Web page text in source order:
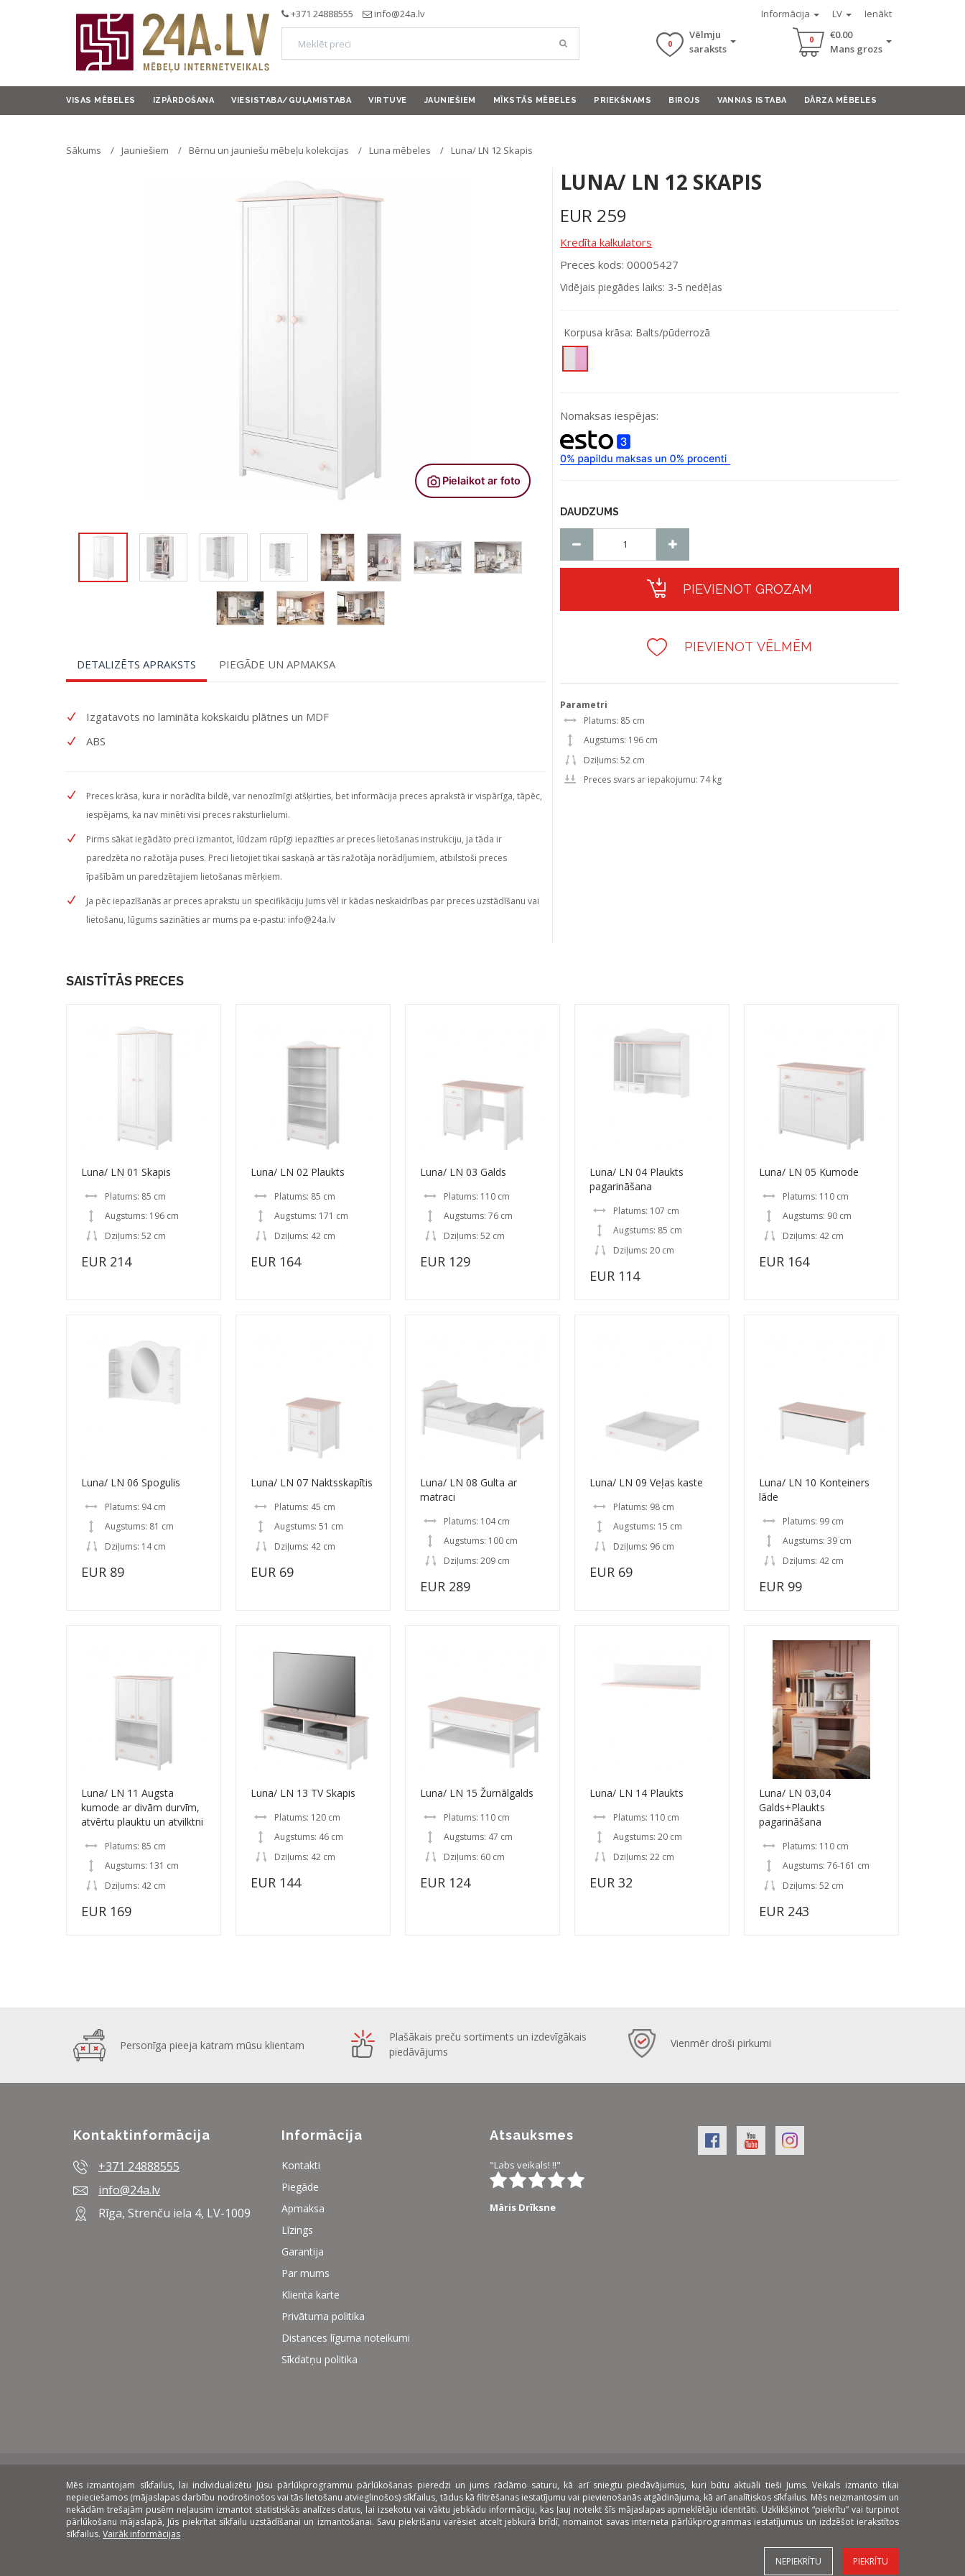
Informācija LV Ienākt
+371 24888555 info@24a.lv
0
Vēlmju
saraksts
0
€0.00
Mans grozs
VISAS MĒBELES IZPĀRDOŠANA VIESISTABA/GUĻAMISTABA VIRTUVE JAUNIEŠIEM MĪKSTĀS MĒBELES PRIEKŠNAMS BIROJS VANNAS ISTABA DĀRZA MĒBELES
Sākums Jauniešiem Bērnu un jauniešu mēbeļu kolekcijas Luna mēbeles Luna/ LN 12 Skapis
DETALIZĒTS APRAKSTS PIEGĀDE UN APMAKSA
Izgatavots no lamināta kokskaidu plātnes un MDF
ABS
Preces krāsa, kura ir norādīta bildē, var nenozīmīgi atšķirties, bet informācija preces aprakstā ir vispārīga, tāpēc,
iespējams, ka nav minēti visi preces raksturlielumi.
Pirms sākat iegādāto preci izmantot, lūdzam rūpīgi iepazīties ar preces lietošanas instrukciju, ja tāda ir
paredzēta no ražotāja puses. Preci lietojiet tikai saskaņā ar tās ražotāja norādījumiem, atbilstoši preces
īpašībām un paredzētajiem lietošanas mērķiem.
Ja pēc iepazīšanās ar preces aprakstu un specifikāciju Jums vēl ir kādas neskaidrības par preces uzstādīšanu vai
lietošanu, lūgums sazināties ar mums pa e-pastu: info@24a.lv
LUNA/ LN 12 SKAPIS
EUR 259
Kredīta kalkulators
Preces kods: 00005427
Vidējais piegādes laiks: 3-5 nedēļas
Korpusa krāsa: Balts/pūderrozā
Nomaksas iespējas:
DAUDZUMS
PIEVIENOT GROZAM
PIEVIENOT VĒLMĒM
Parametri
Platums: 85 cm
Augstums: 196 cm
Dziļums: 52 cm
Preces svars ar iepakojumu: 74 kg
SAISTĪTĀS PRECES
Luna/ LN 01 Skapis
Platums: 85 cm
Augstums: 196 cm
Dziļums: 52 cm
EUR 214
Luna/ LN 02 Plaukts
Platums: 85 cm
Augstums: 171 cm
Dziļums: 42 cm
EUR 164
Luna/ LN 03 Galds
Platums: 110 cm
Augstums: 76 cm
Dziļums: 52 cm
EUR 129
Luna/ LN 04 Plaukts
pagarināšana
Platums: 107 cm
Augstums: 85 cm
Dziļums: 20 cm
EUR 114
Luna/ LN 05 Kumode
Platums: 110 cm
Augstums: 90 cm
Dziļums: 42 cm
EUR 164
Luna/ LN 06 Spogulis
Platums: 94 cm
Augstums: 81 cm
Dziļums: 14 cm
EUR 89
Luna/ LN 07 Naktsskapītis
Platums: 45 cm
Augstums: 51 cm
Dziļums: 42 cm
EUR 69
Luna/ LN 08 Gulta ar
matraci
Platums: 104 cm
Augstums: 100 cm
Dziļums: 209 cm
EUR 289
Luna/ LN 09 Veļas kaste
Platums: 98 cm
Augstums: 15 cm
Dziļums: 96 cm
EUR 69
Luna/ LN 10 Konteiners
lāde
Platums: 99 cm
Augstums: 39 cm
Dziļums: 42 cm
EUR 99
Luna/ LN 11 Augsta
kumode ar divām durvīm,
atvērtu plauktu un atvilktni
Platums: 85 cm
Augstums: 131 cm
Dziļums: 42 cm
EUR 169
Luna/ LN 13 TV Skapis
Platums: 120 cm
Augstums: 46 cm
Dziļums: 42 cm
EUR 144
Luna/ LN 15 Žurnālgalds
Platums: 110 cm
Augstums: 47 cm
Dziļums: 60 cm
EUR 124
Luna/ LN 14 Plaukts
Platums: 110 cm
Augstums: 20 cm
Dziļums: 22 cm
EUR 32
Luna/ LN 03,04
Galds+Plaukts
pagarināšana
Platums: 110 cm
Augstums: 76-161 cm
Dziļums: 52 cm
EUR 243
Mēs izmantojam sīkfailus, lai individualizētu Jūsu pārlūkprogrammu pārlūkošanas pieredzi un jums rādāmo saturu, kā arī sniegtu piedāvājumus, kuri būtu aktuāli tieši Jums. Veikals izmanto tikai
nepieciešamos (mājaslapas darbību nodrošinošos vai tās lietošanu atvieglinošos) sīkfailus, tādus kā filtrēšanas iestatījumu vai pievienošanās atgādinājuma, kā arī analītiskos sīkfailus. Mēs neizmantosim un
nekādām trešajām pusēm neļausim izmantot statistiskās analīzes datus, lai izsekotu vai vāktu jebkādu informāciju, kas ļauj noteikt šīs mājaslapas apmeklētāju identitāti. Uzklikšķinot “piekrītu” vai turpinot
pārlūkošanu mājaslapā, Jūs piekrītat sīkfailu uzstādīšanai un izmantošanai. Savu piekrišanu varēsiet atcelt jebkurā brīdī, nomainot savas interneta pārlūkprogrammas iestatījumus un izdzēšot ierakstītos
sīkfailus. Vairāk informācijas
NEPIEKRĪTU PIEKRĪTU
Personīga pieeja katram mūsu klientam
Plašākais preču sortiments un izdevīgākais
piedāvājums
Vienmēr droši pirkumi
Kontaktinformācija
+371 24888555
info@24a.lv
Rīga, Strenču iela 4, LV-1009
Informācija
Kontakti
Piegāde
Apmaksa
Līzings
Garantija
Par mums
Klienta karte
Privātuma politika
Distances līguma noteikumi
Sīkdatņu politika
Atsauksmes
"Labs veikals! !!"
Māris Drīksne
Norēķinu veidi: Piegāde: Līzings: